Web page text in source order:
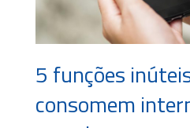
5 funções
consomem